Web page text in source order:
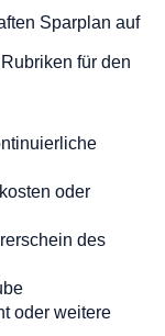
Sparplan auf
für den
oder
des
oder weitere